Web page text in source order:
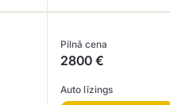
Pilnā cena
2800 €
Auto līzings